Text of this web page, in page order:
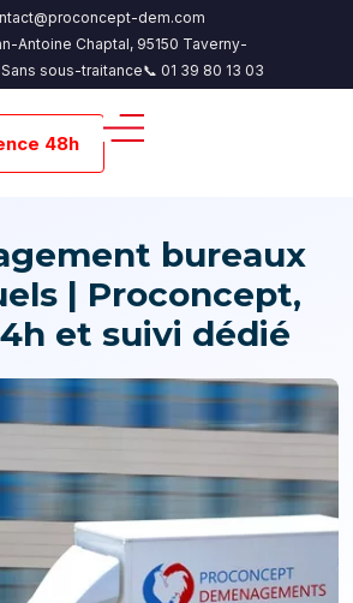
dem.com
Antoine Chaptal, 95150 Taverny-
Sans sous-traitance📞 01 39 80 13 03
48h
bureaux
| Proconcept,
et suivi dédié